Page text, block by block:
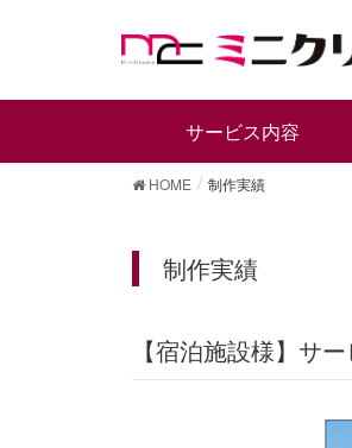
サービス内容
HOME 制作実績
制作実績
【宿泊施設様】